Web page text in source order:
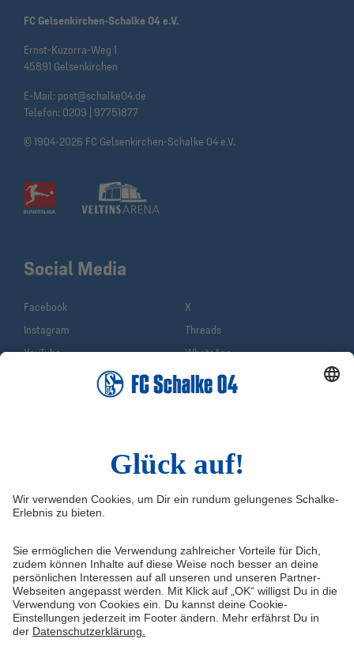
FC Gelsenkirchen-Schalke 04 e.V.
Ernst-Kuzorra-Weg 1
45891 Gelsenkirchen
E-Mail: post@schalke04.de
Telefon: 0209 | 97751877
© 1904-2026 FC Gelsenkirchen-Schalke 04 e.V.
Service & Kontakt
Erklärung zur Barrierefreiheit
Medienportal
Datenschutz
Haftungsausschluss
Tickets
VELTINS-Arena
Knappenschmiede
ERWIN buchen
Social Media
Facebook
X
Instagram
Threads
YouTube
WhatsApp
Sina Weibo